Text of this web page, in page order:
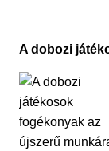
A dobozi